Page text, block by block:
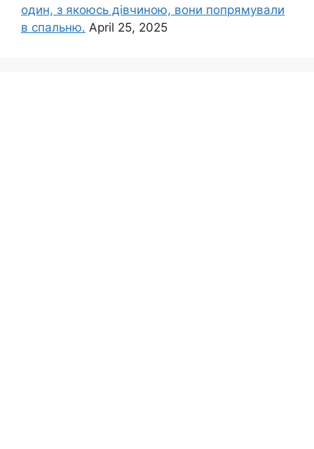
один, з якоюсь дівчиною, вони попрямували
в спальню. April 25, 2025